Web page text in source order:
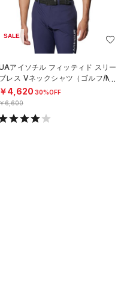
SALE
アイソチル フィッティド スリー
ブレス Vネックシャツ（ゴルフ/ME
N）
￥4,620 30%OFF
6,600